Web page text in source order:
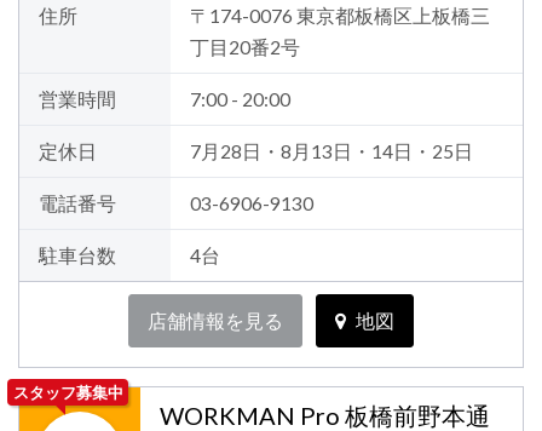
住所
〒174-0076 東京都板橋区上板橋三
丁目20番2号
営業時間 7:00 - 20:00
定休日 7月28日・8月13日・14日・25日
電話番号 03-6906-9130
駐車台数 4台
店舗情報を見る 地図
スタッフ募集中
WORKMAN Pro 板橋前野本通